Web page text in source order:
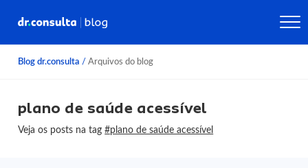
Blog dr.consulta / Arquivos do blog
plano de saúde acessível
Veja os posts na tag#plano de saúde acessível